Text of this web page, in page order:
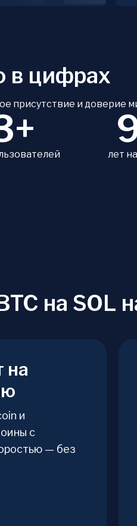
в цифрах
присутствие и доверие
лет
на SOL
на
и
с
— без